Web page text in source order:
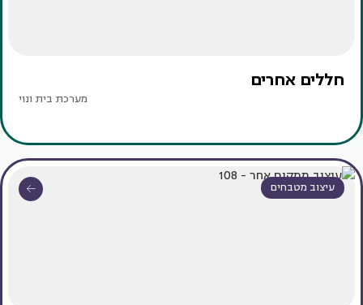
חללים אחרים
מערכת בית ונוי
עיצוב מטבחים